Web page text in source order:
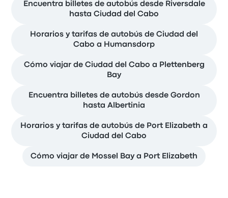
Encuentra billetes de autobús desde Riversdale
hasta Ciudad del Cabo
Horarios y tarifas de autobús de Ciudad del
Cabo a Humansdorp
Cómo viajar de Ciudad del Cabo a Plettenberg
Bay
Encuentra billetes de autobús desde Gordon
hasta Albertinia
Horarios y tarifas de autobús de Port Elizabeth a
Ciudad del Cabo
Cómo viajar de Mossel Bay a Port Elizabeth